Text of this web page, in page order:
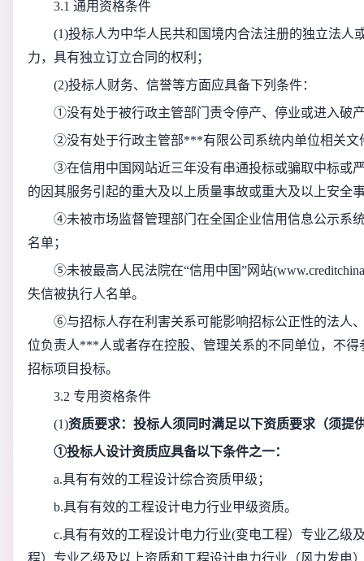
3.1 通用资格条件
(1)投标人为中华人民共和国境内合法注册的独立法人
力，具有独立订立合同的权利；
(2)投标人财务、信誉等方面应具备下列条件：
①没有处于被行政主管部门责令停产、停业或进入破
②没有处于行政主管部***有限公司系统内单位相关文
③在信用中国网站近三年没有串通投标或骗取中标或
的因其服务引起的重大及以上质量事故或重大及以上安全
④未被市场监督管理部门在全国企业信用信息公示系
名单；
⑤未被最高人民法院在“信用中国”网站
失信被执行人名单。
⑥与招标人存在利害关系可能影响招标公正性的法人
位负责人***人或者存在控股、管理关系的不同单位，不
招标项目投标。
3.2 专用资格条件
(1)资质要求：投标人须同时满足以下资质要求（须提
①投标人设计资质应具备以下条件之一：
a.具有有效的工程设计综合资质甲级；
b.具有有效的工程设计电力行业甲级资质。
c.具有有效的工程设计电力行业(变电工程）专业乙级